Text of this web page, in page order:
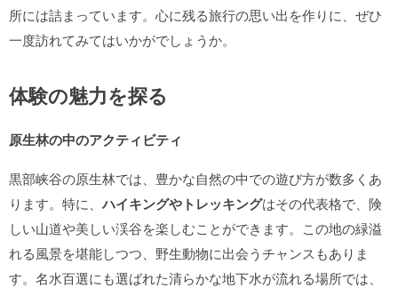
所には詰まっています。心に残る旅行の思い出を作りに、ぜひ
一度訪れてみてはいかがでしょうか。
体験の魅力を探る
原生林の中のアクティビティ
黒部峡谷の原生林では、豊かな自然の中での遊び方が数多くあ
ります。特に、ハイキングやトレッキングはその代表格で、険
しい山道や美しい渓谷を楽しむことができます。この地の緑溢
れる風景を堪能しつつ、野生動物に出会うチャンスもありま
す。名水百選にも選ばれた清らかな地下水が流れる場所では、